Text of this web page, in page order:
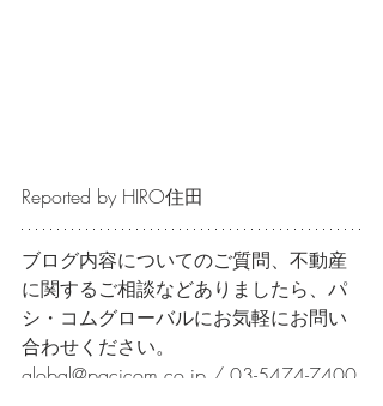
Reported by HIRO住田
ブログ内容についてのご質問、不動産
に関するご相談などありましたら、パ
シ・コムグローバルにお気軽にお問い
合わせください。
global@pacicom.co.jp / 03-5474-7400